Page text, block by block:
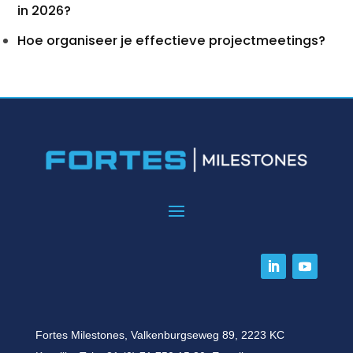
in 2026?
Hoe organiseer je effectieve projectmeetings?
Fortes Milestones, Valkenburgseweg 89, 2223 KC